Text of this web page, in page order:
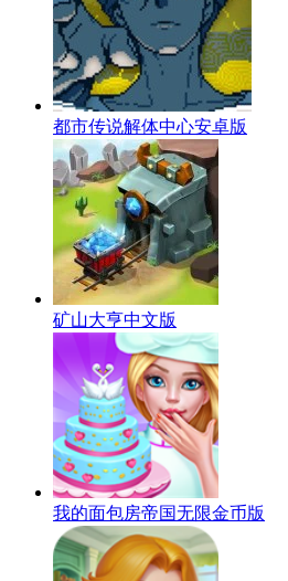
都市传说解体中心安卓版
矿山大亨中文版
我的面包房帝国无限金币版